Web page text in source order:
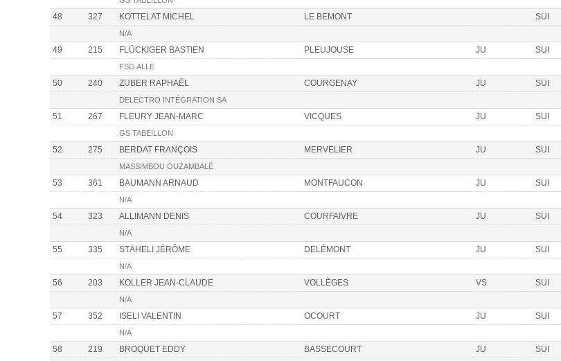
48 327 KOTTELAT MICHEL LE BEMONT SUI
N/A
49 215 FLÜCKIGER BASTIEN PLEUJOUSE JU SUI
FSG ALLE
50 240 ZUBER RAPHAËL COURGENAY JU SUI
DELECTRO INTÉGRATION SA
51 267 FLEURY JEAN-MARC VICQUES JU SUI
GS TABEILLON
52 275 BERDAT FRANÇOIS MERVELIER JU SUI
MASSIMBOU OUZAMBALÉ
53 361 BAUMANN ARNAUD MONTFAUCON JU SUI
N/A
54 323 ALLIMANN DENIS COURFAIVRE JU SUI
N/A
55 335 STÄHELI JÉRÔME DELÉMONT JU SUI
N/A
56 203 KOLLER JEAN-CLAUDE VOLLÈGES VS SUI
N/A
57 352 ISELI VALENTIN OCOURT JU SUI
N/A
58 219 BROQUET EDDY BASSECOURT JU SUI